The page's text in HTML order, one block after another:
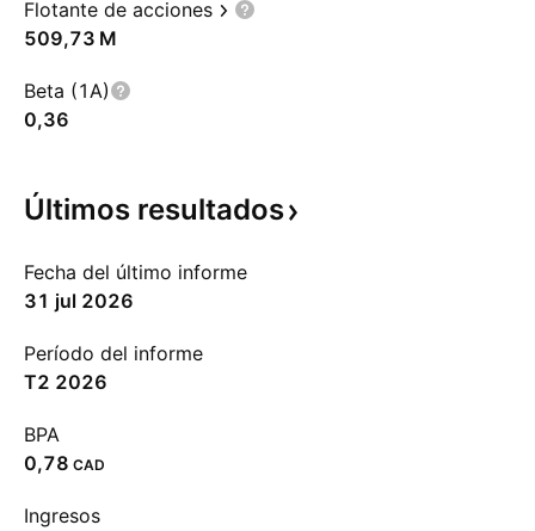
Flotante de acciones
‪509,73 M‬
Beta (1A)
0,36
Últimos resultados
Fecha del último informe
31 jul 2026
Período del informe
T2 2026
BPA
0,78 CAD
Ingresos